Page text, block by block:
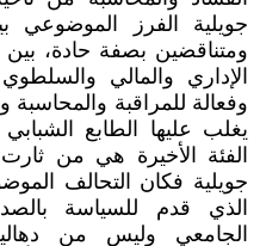
جويلية الفرز الموضوعي
ومتناقضين بصفة حادة،
الإداري والمالي
وفعالة للمراقبة
يغلب عليها الطابع
جويلية فكان التحالف
الذي قدم للسياسة
الجامعي وليس من